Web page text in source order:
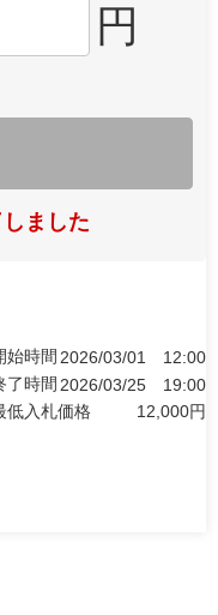
円
ました
始時間 2026/03/01
12:00
了時間 2026/03/25
19:00
低入札価格
12,000円